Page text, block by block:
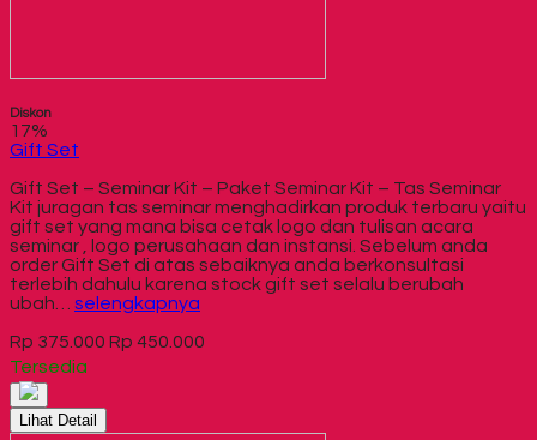
Diskon
17%
Gift Set
Gift Set – Seminar Kit – Paket Seminar Kit – Tas Seminar
Kit juragan tas seminar menghadirkan produk terbaru yaitu
gift set yang mana bisa cetak logo dan tulisan acara
seminar , logo perusahaan dan instansi. Sebelum anda
order Gift Set di atas sebaiknya anda berkonsultasi
terlebih dahulu karena stock gift set selalu berubah
ubah… selengkapnya
Rp 375.000 Rp 450.000
Tersedia
Lihat Detail